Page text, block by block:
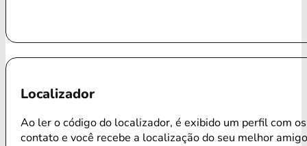
Localizador
Ao ler o código do localizador, é exibido um perfil com
contato e você recebe a localização do seu melhor